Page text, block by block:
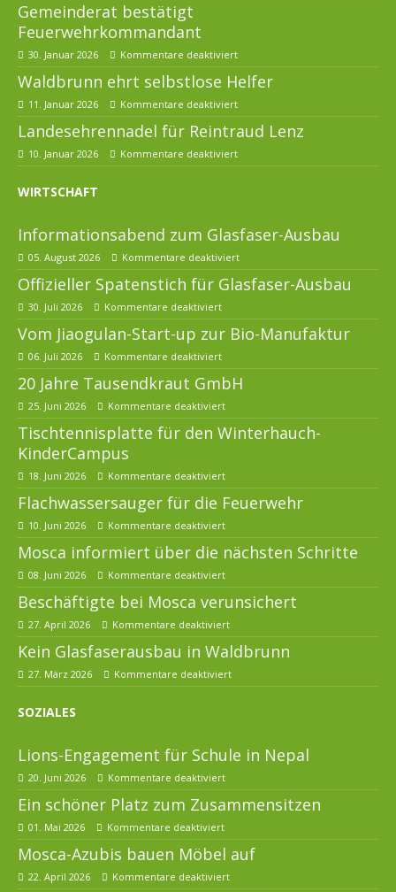
Gemeinderat bestätigt
Feuerwehrkommandant
30. Januar 2026 Kommentare deaktiviert
Waldbrunn ehrt selbstlose Helfer
11. Januar 2026 Kommentare deaktiviert
Landesehrennadel für Reintraud Lenz
10. Januar 2026 Kommentare deaktiviert
WIRTSCHAFT
Informationsabend zum Glasfaser-Ausbau
05. August 2026 Kommentare deaktiviert
Offizieller Spatenstich für Glasfaser-Ausbau
30. Juli 2026 Kommentare deaktiviert
Vom Jiaogulan-Start-up zur Bio-Manufaktur
06. Juli 2026 Kommentare deaktiviert
20 Jahre Tausendkraut GmbH
25. Juni 2026 Kommentare deaktiviert
Tischtennisplatte für den Winterhauch-
KinderCampus
18. Juni 2026 Kommentare deaktiviert
Flachwassersauger für die Feuerwehr
10. Juni 2026 Kommentare deaktiviert
Mosca informiert über die nächsten Schritte
08. Juni 2026 Kommentare deaktiviert
Beschäftigte bei Mosca verunsichert
27. April 2026 Kommentare deaktiviert
Kein Glasfaserausbau in Waldbrunn
27. März 2026 Kommentare deaktiviert
SOZIALES
Lions-Engagement für Schule in Nepal
20. Juni 2026 Kommentare deaktiviert
Ein schöner Platz zum Zusammensitzen
01. Mai 2026 Kommentare deaktiviert
Mosca-Azubis bauen Möbel auf
22. April 2026 Kommentare deaktiviert